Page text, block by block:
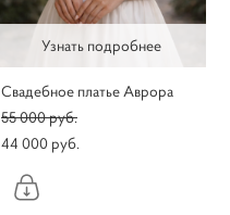
Узнать подробнее
Свадебное платье Аврора
55 000 pуб.
44 000 pуб.